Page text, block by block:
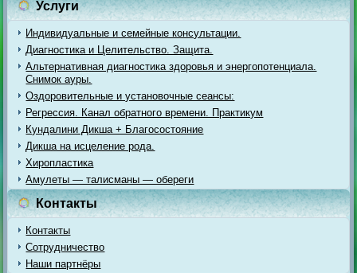
Услуги
Индивидуальные и семейные консультации.
Диагностика и Целительство. Защита.
Альтернативная диагностика здоровья и энергопотенциала.
Снимок ауры.
Оздоровительные и установочные сеансы:
Регрессия. Канал обратного времени. Практикум
Кундалини Дикша + Благосостояние
Дикша на исцеление рода.
Хиропластика
Амулеты — талисманы — обереги
Контакты
Контакты
Сотрудничество
Наши партнёры